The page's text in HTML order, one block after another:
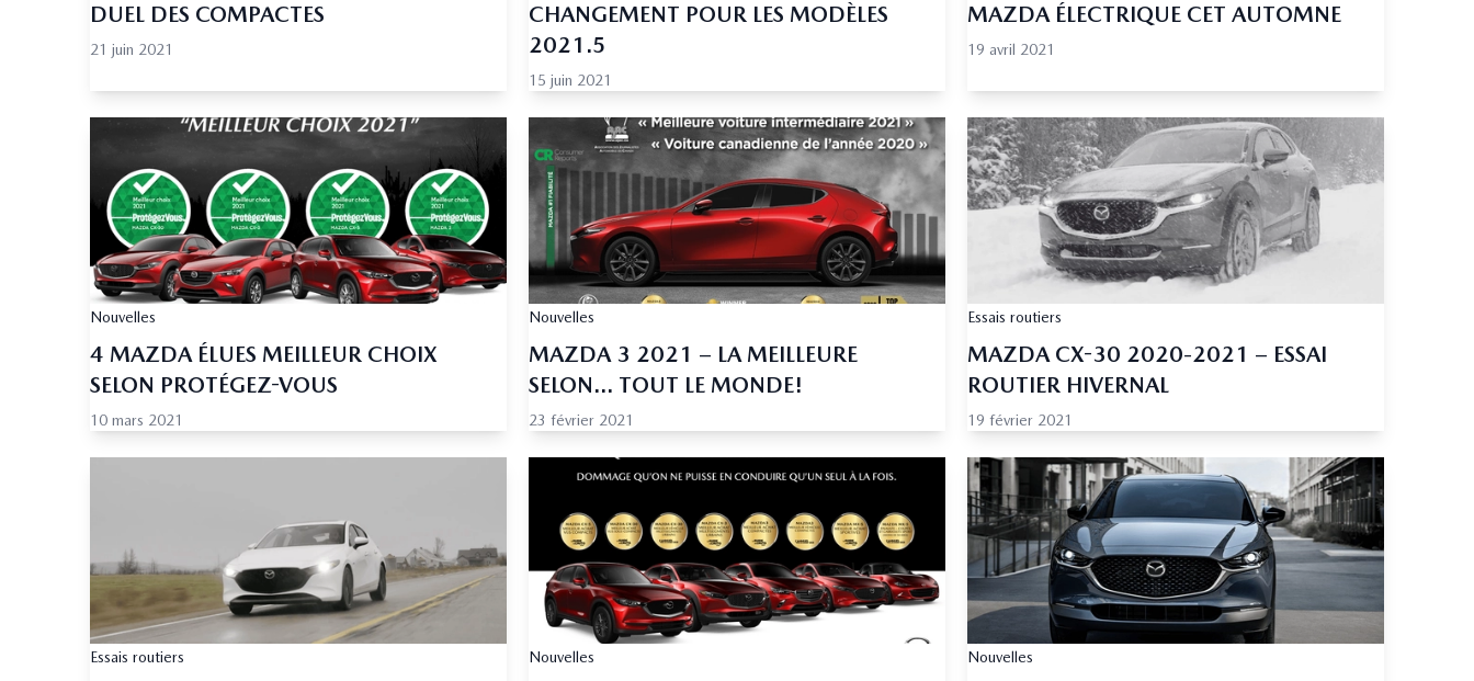
DUEL DES COMPACTES
21 juin 2021
CHANGEMENT POUR LES MODÈLES
2021.5
15 juin 2021
MAZDA ÉLECTRIQUE CET AUTOMNE
19 avril 2021
Nouvelles
4 MAZDA ÉLUES MEILLEUR CHOIX
SELON PROTÉGEZ-VOUS
10 mars 2021
Nouvelles
MAZDA 3 2021 – LA MEILLEURE
SELON... TOUT LE MONDE!
23 février 2021
Essais routiers
MAZDA CX-30 2020-2021 – ESSAI
ROUTIER HIVERNAL
19 février 2021
Essais routiers Nouvelles Nouvelles